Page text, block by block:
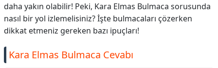
daha yakın olabilir! Peki, Kara Elmas Bulmaca sorusunda
nasıl bir yol izlemelisiniz? İşte bulmacaları çözerken
dikkat etmeniz gereken bazı ipuçları!
Kara Elmas Bulmaca Cevabı